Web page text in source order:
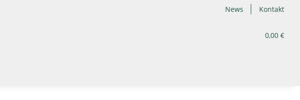
News Kontakt
0,00 €